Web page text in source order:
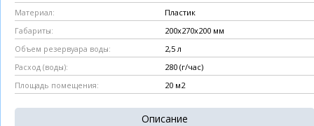
Материал: Пластик
Габариты: 200х270х200 мм
Объем резервуара воды: 2,5 л
Расход (воды): 280 (г/час)
Площадь помещения: 20 м2
Описание